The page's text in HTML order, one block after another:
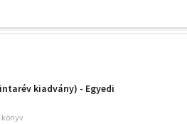
kiadvány) - Egyedi